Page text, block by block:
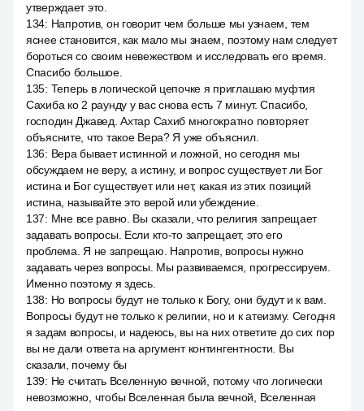
утверждает это.
134: Напротив, он говорит чем больше мы узнаем, тем
яснее становится, как мало мы знаем, поэтому нам следует
бороться со своим невежеством и исследовать его время.
Спасибо большое.
135: Теперь в логической цепочке я приглашаю муфтия
Сахиба ко 2 раунду у вас снова есть 7 минут. Спасибо,
господин Джавед. Ахтар Сахиб многократно повторяет
объясните, что такое Вера? Я уже объяснил.
136: Вера бывает истинной и ложной, но сегодня мы
обсуждаем не веру, а истину, и вопрос существует ли Бог
истина и Бог существует или нет, какая из этих позиций
истина, называйте это верой или убеждение.
137: Мне все равно. Вы сказали, что религия запрещает
задавать вопросы. Если кто-то запрещает, это его
проблема. Я не запрещаю. Напротив, вопросы нужно
задавать через вопросы. Мы развиваемся, прогрессируем.
Именно поэтому я здесь.
138: Но вопросы будут не только к Богу, они будут и к вам.
Вопросы будут не только к религии, но и к атеизму. Сегодня
я задам вопросы, и надеюсь, вы на них ответите до сих пор
вы не дали ответа на аргумент контингентности. Вы
сказали, почему бы
139: Не считать Вселенную вечной, потому что логически
невозможно, чтобы Вселенная была вечной, Вселенная